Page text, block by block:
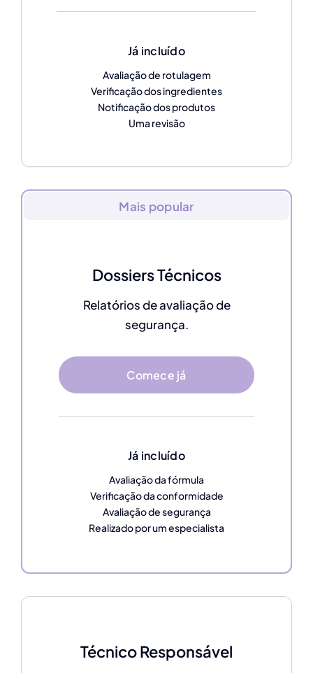
Já incluído
Avaliação de rotulagem
Verificação dos ingredientes
Notificação dos produtos
Uma revisão
Mais popular
Dossiers Técnicos
Relatórios de avaliação de
segurança.
Comece já
Já incluído
Avaliação da fórmula
Verificação da conformidade
Avaliação de segurança
Realizado por um especialista
Técnico Responsável